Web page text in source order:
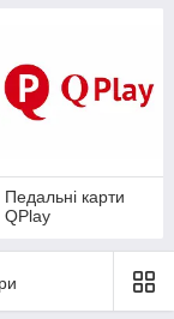
Педальні карти
QPlay